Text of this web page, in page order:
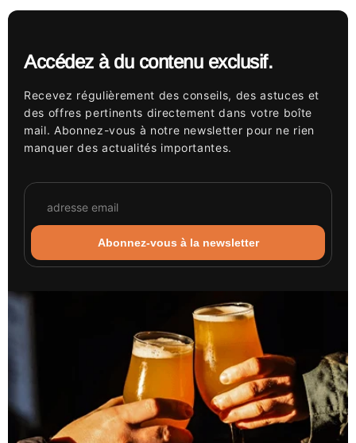
Accédez à du contenu exclusif.
Recevez régulièrement des conseils, des astuces et
des offres pertinents directement dans votre boîte
mail. Abonnez-vous à notre newsletter pour ne rien
manquer des actualités importantes.
Abonnez-vous à la newsletter